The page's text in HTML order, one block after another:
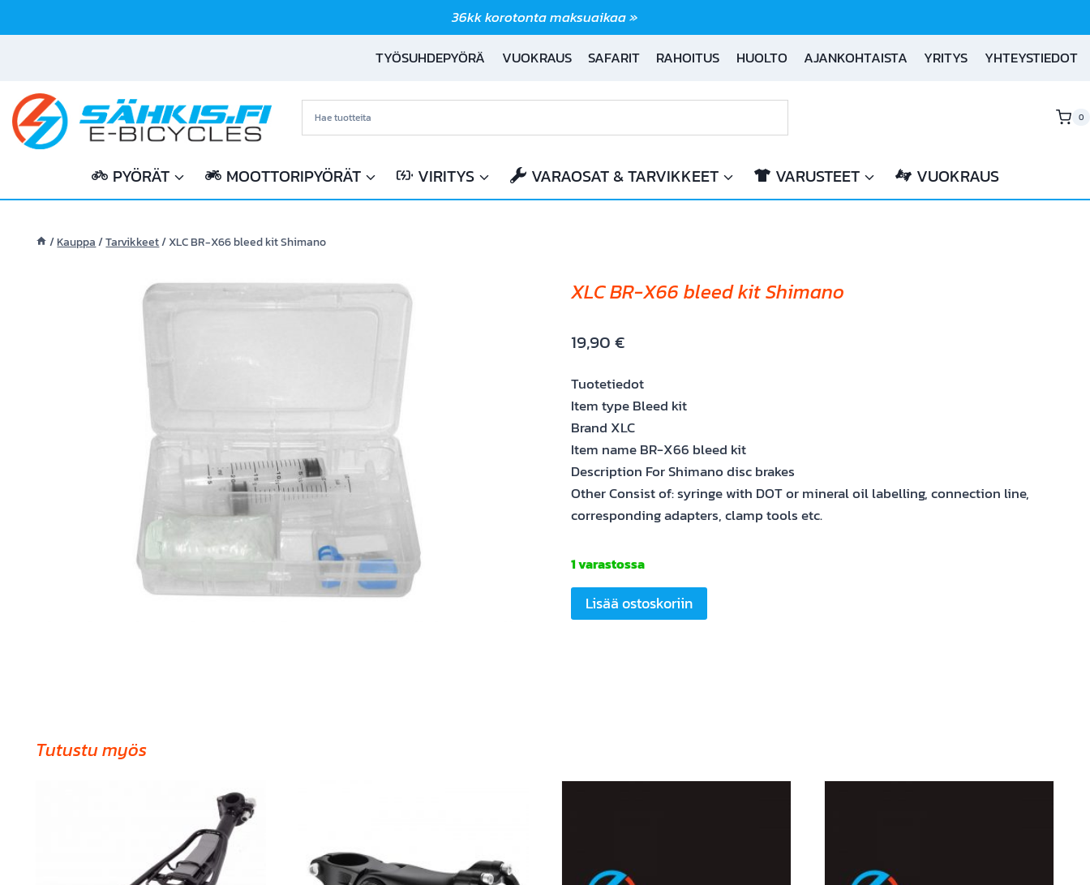
sisältöön
36kk korotonta maksuaikaa »
TYÖSUHDEPYÖRÄ
VUOKRAUS SAFARIT RAHOITUS HUOLTO AJANKOHTAISTA YRITYS YHTEYSTIEDOT
0
PYÖRÄT MOOTTORIPYÖRÄT VIRITYS VARAOSAT & TARVIKKEET VARUSTEET VUOKRAUS
/Kauppa /Tarvikkeet/XLC BR-X66 bleed kit Shimano
XLC BR-X66 bleed kit Shimano
19,90€
Tuotetiedot
Item type Bleed kit
Brand XLC
Item name BR-X66 bleed kit
Description For Shimano disc brakes
Other Consist of: syringe with DOT or mineral oil labelling, connection line,
corresponding adapters, clamp tools etc.
1 varastossa
XLC
BR-
Lisää ostoskoriin
Tutustu myös